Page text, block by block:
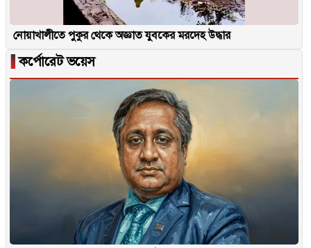
নোয়াখালীতে পুকুর থেকে অজ্ঞাত যুবকের মরদেহ উদ্ধার
▐কর্পোরেট ভয়েস